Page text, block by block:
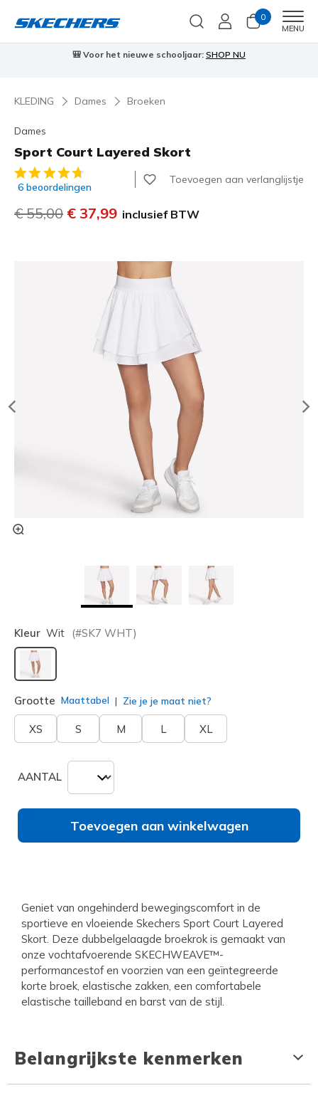
0
MENU
Skechers VIP:45 dagen retourrecht voor ledenMeld je aan
KLEDING Dames Broeken
Dames
Sport Court Layered Skort
5 van de 5 klantbeoordelingen
6 beoordelingen
Toevoegen aan verlanglijstje
Prijs verlaagd van
€ 55,00 naar
€ 37,99 inclusief BTW
Kleur Wit (#SK7 WHT)
geselecteerd
Grootte Maattabel Zie je je maat niet?
XS S M L XL
AANTAL
Toevoegen aan winkelwagen
Geniet van ongehinderd bewegingscomfort in de
sportieve en vloeiende Skechers Sport Court Layered
Skort. Deze dubbelgelaagde broekrok is gemaakt van
onze vochtafvoerende SKECHWEAVE™-
performancestof en voorzien van een geïntegreerde
korte broek, elastische zakken, een comfortabele
elastische tailleband en barst van de stijl.
Belangrijkste kenmerken